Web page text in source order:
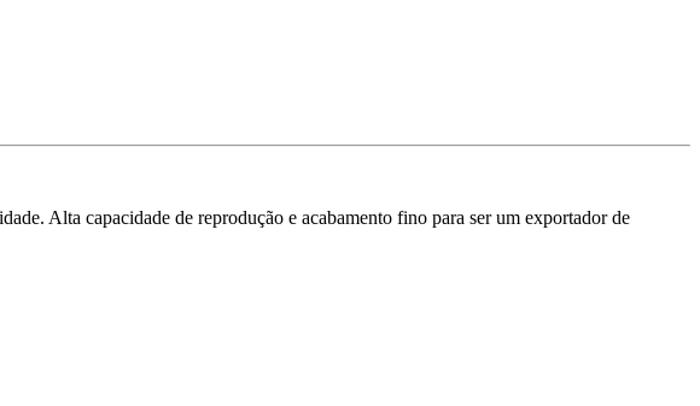
Alta capacidade de reprodução e acabamento fino para ser um exportador de